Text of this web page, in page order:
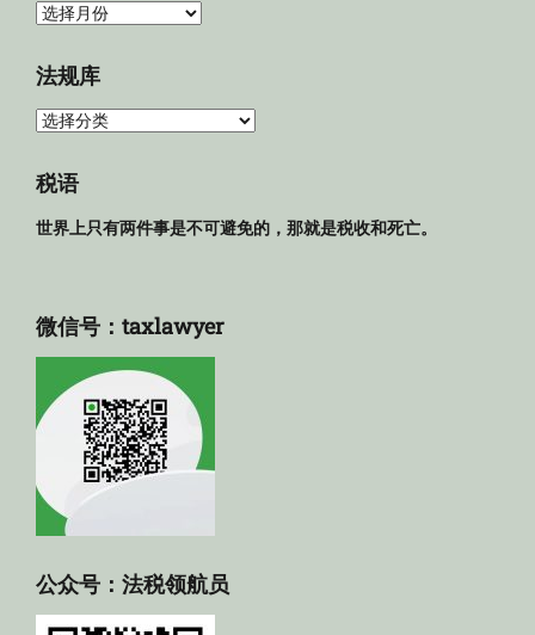
归
法规库
法
库
税语
世界上只有两件事是不可避免的，那就是税收和死亡。
微信号：taxlawyer
公众号：法税领航员